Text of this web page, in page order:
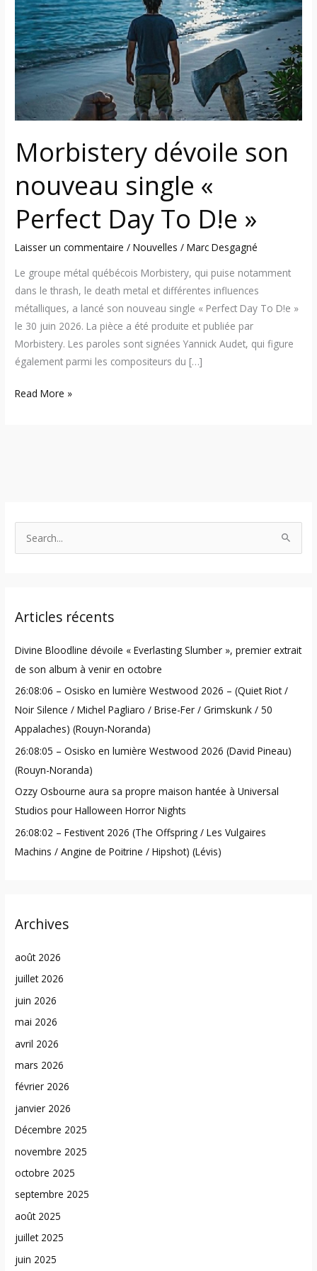
Morbistery dévoile son
nouveau single «
Perfect Day To D!e »
Laisser un commentaire /Nouvelles /Marc Desgagné
Le groupe métal québécois Morbistery, qui puise notamment
dans le thrash, le death metal et différentes influences
métalliques, a lancé son nouveau single « Perfect Day To D!e »
le 30 juin 2026. La pièce a été produite et publiée par
Morbistery. Les paroles sont signées Yannick Audet, qui figure
également parmi les compositeurs du […]
nouveau
single
«
Perfect
Day
Read More »
c
f
o
r
:
Articles récents
Divine Bloodline dévoile « Everlasting Slumber », premier extrait
de son album à venir en octobre
26:08:06 – Osisko en lumière Westwood 2026 – (Quiet Riot /
Noir Silence / Michel Pagliaro / Brise-Fer / Grimskunk / 50
Appalaches) (Rouyn-Noranda)
26:08:05 – Osisko en lumière Westwood 2026 (David Pineau)
(Rouyn-Noranda)
Ozzy Osbourne aura sa propre maison hantée à Universal
Studios pour Halloween Horror Nights
26:08:02 – Festivent 2026 (The Offspring / Les Vulgaires
Machins / Angine de Poitrine / Hipshot) (Lévis)
Archives
août 2026
juillet 2026
juin 2026
mai 2026
avril 2026
mars 2026
février 2026
janvier 2026
Décembre 2025
novembre 2025
octobre 2025
septembre 2025
août 2025
juillet 2025
juin 2025